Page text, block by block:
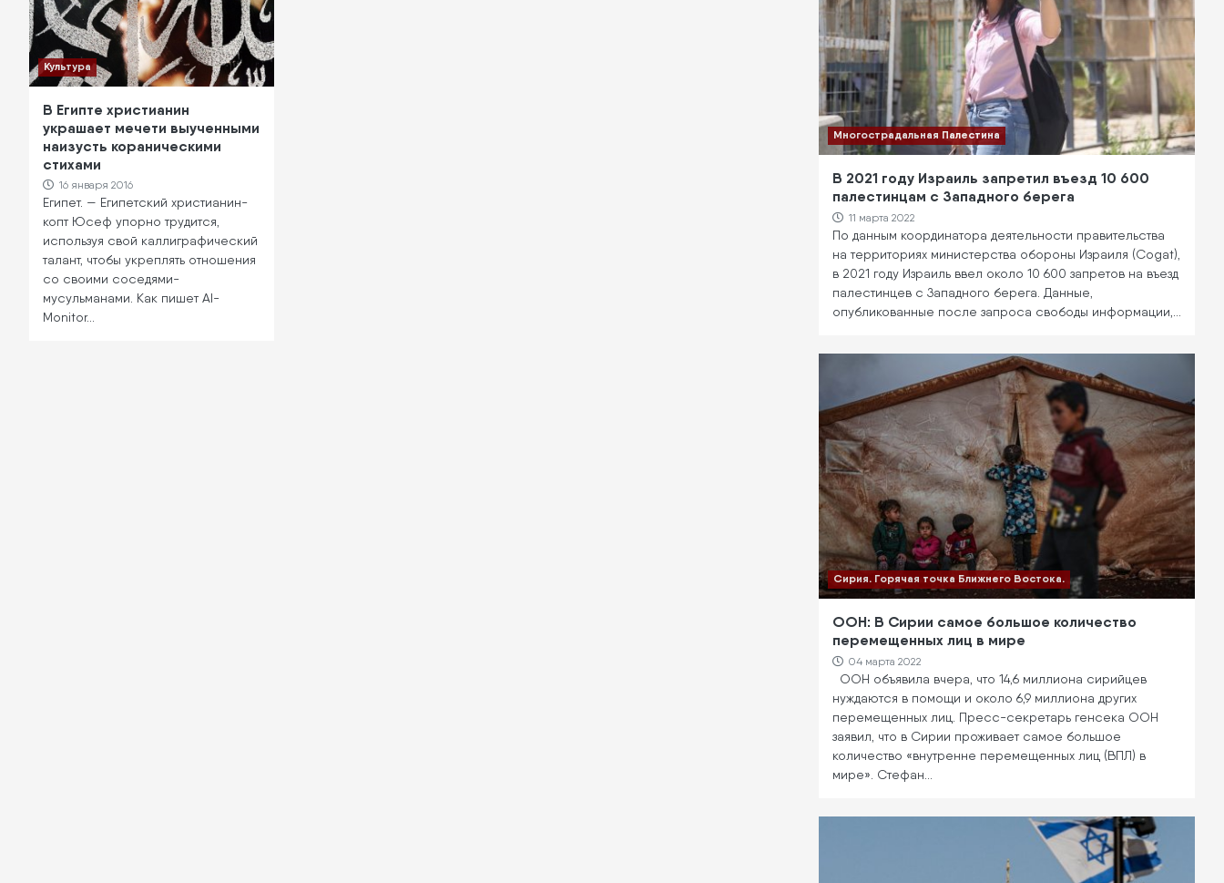
Культура
В Египте христианин
украшает мечети выученными
наизусть кораническими
стихами
16 января 2016
Египет. — Египетский христианин-
копт Юсеф упорно трудится,
используя свой каллиграфический
талант, чтобы укреплять отношения
со своими соседями-
мусульманами. Как пишет Al-
Monitor…
Многострадальная Палестина
В 2021 году Израиль запретил въезд 10 600
палестинцам с Западного берега
11 марта 2022
По данным координатора деятельности правительства
на территориях министерства обороны Израиля (Cogat),
в 2021 году Израиль ввел около 10 600 запретов на въезд
палестинцев с Западного берега. Данные,
опубликованные после запроса свободы информации,…
Сирия. Горячая точка Ближнего Востока.
ООН: В Сирии самое большое количество
перемещенных лиц в мире
04 марта 2022
ООН объявила вчера, что 14,6 миллиона сирийцев
нуждаются в помощи и около 6,9 миллиона других
перемещенных лиц. Пресс-секретарь генсека ООН
заявил, что в Сирии проживает самое большое
количество «внутренне перемещенных лиц (ВПЛ) в
мире». Стефан…